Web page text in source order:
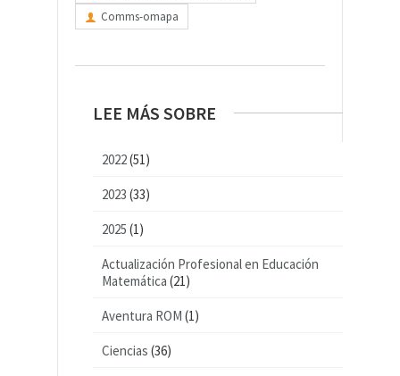
Comms-omapa
LEE MÁS SOBRE
2022(51)
2023 (33)
2025 (1)
Actualización Profesional en Educación
Matemática (21)
Aventura ROM (1)
Ciencias (36)